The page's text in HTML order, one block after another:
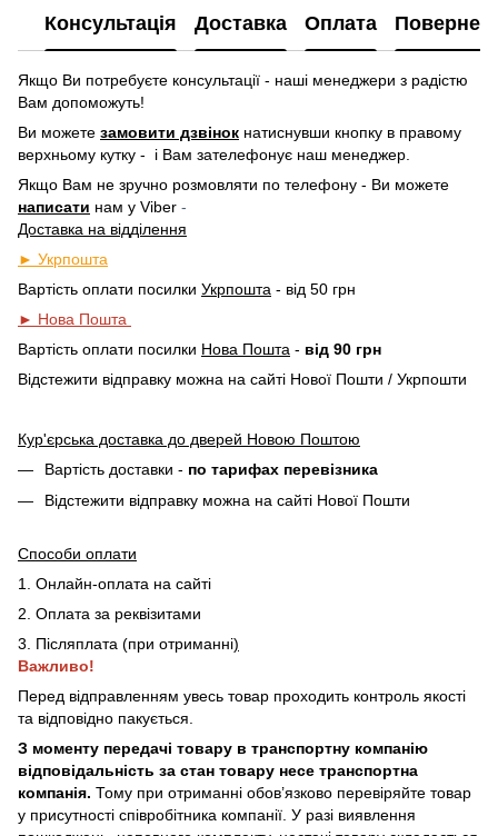
Консультація Доставка Оплата
Якщо Ви потребуєте консультації - наші менеджери з радістю
Вам допоможуть!
Ви можете замовити дзвінок натиснувши кнопку в правому
верхньому кутку -
і Вам зателефонує наш менеджер.
Якщо Вам не зручно розмовляти по телефону - Ви можете
написати нам у Viber -
Доставка на відділення
► Укрпошта
Вартість оплати посилки Укрпошта - від 50 грн
► Нова Пошта
Вартість оплати посилки Нова Пошта - від 90 грн
Відстежити відправку можна на сайті Нової Пошти / Укрпошти
Кур'єрська доставка до дверей Новою Поштою
Вартість доставки - по тарифах перевізника
Відстежити відправку можна на сайті Нової Пошти
Способи оплати
1. Онлайн-оплата на сайті
2. Оплата за реквізитами
3. Післяплата (при отриманні)
Важливо!
Перед відправленням увесь товар проходить контроль якості
та відповідно пакується.
З моменту передачі товару в транспортну компанію
відповідальність за стан товару несе транспортна
компанія. Тому при отриманні обов’язково перевіряйте товар
у присутності співробітника компанії. У разі виявлення